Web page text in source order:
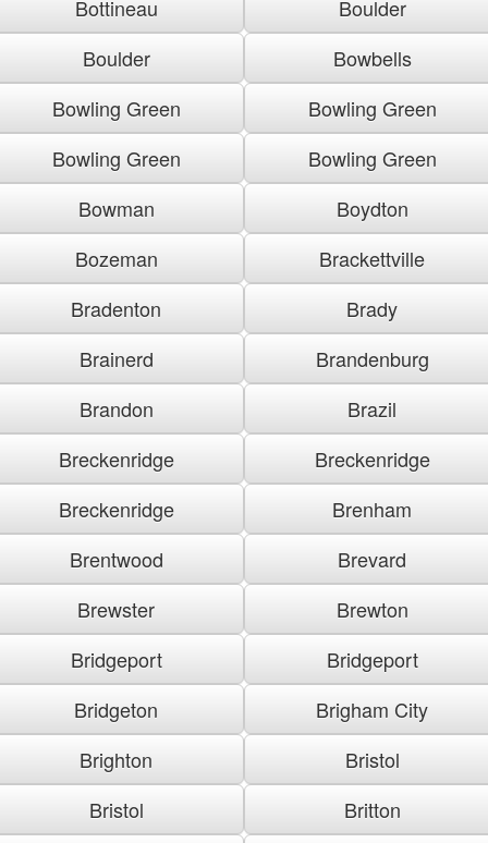
Bottineau
Boulder
Boulder
Bowbells
Bowling Green
Bowling Green
Bowling Green
Bowling Green
Bowman
Boydton
Bozeman
Brackettville
Bradenton
Brady
Brainerd
Brandenburg
Brandon
Brazil
Breckenridge
Breckenridge
Breckenridge
Brenham
Brentwood
Brevard
Brewster
Brewton
Bridgeport
Bridgeport
Bridgeton
Brigham City
Brighton
Bristol
Bristol
Britton